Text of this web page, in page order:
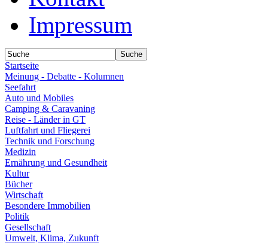
Impressum
Startseite
Meinung - Debatte - Kolumnen
Seefahrt
Auto und Mobiles
Camping & Caravaning
Reise - Länder in GT
Luftfahrt und Fliegerei
Technik und Forschung
Medizin
Ernährung und Gesundheit
Kultur
Bücher
Wirtschaft
Besondere Immobilien
Politik
Gesellschaft
Umwelt, Klima, Zukunft